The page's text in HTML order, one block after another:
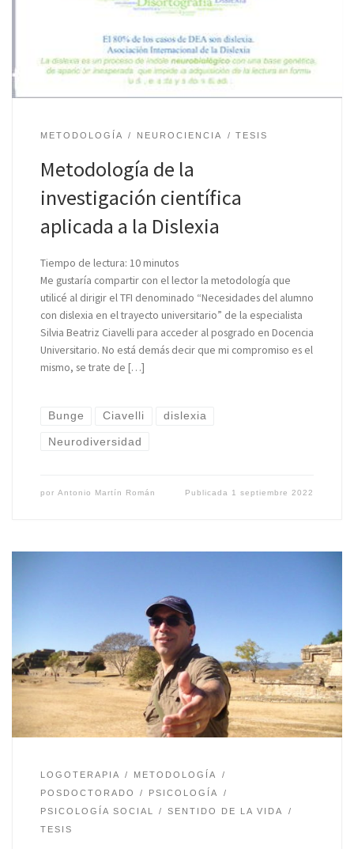
METODOLOGÍA NEUROCIENCIA TESIS
Metodología de la
investigación científica
aplicada a la Dislexia
Tiempo de lectura: 10minutos
Me gustaría compartir con el lector la metodología que
utilicé al dirigir el TFI denominado “Necesidades del alumno
con dislexia en el trayecto universitario” de la especialista
Silvia Beatriz Ciavelli para acceder al posgrado en Docencia
Universitario. No está demás decir que mi compromiso es el
mismo, se trate de […]
Bunge Ciavelli dislexia
Neurodiversidad
por Antonio Martín Román Publicada 1 septiembre 2022
LOGOTERAPIA
METODOLOGÍA
POSDOCTORADO
PSICOLOGÍA
PSICOLOGÍA SOCIAL
SENTIDO DE LA VIDA
TESIS